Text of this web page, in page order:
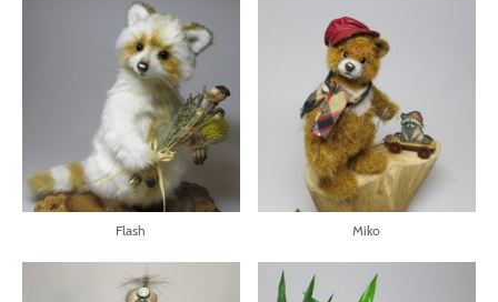
Flash Miko